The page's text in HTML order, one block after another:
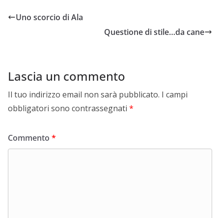
Uno scorcio di Ala
Questione di stile…da cane
Lascia un commento
Il tuo indirizzo email non sarà pubblicato. I campi
obbligatori sono contrassegnati *
Commento *